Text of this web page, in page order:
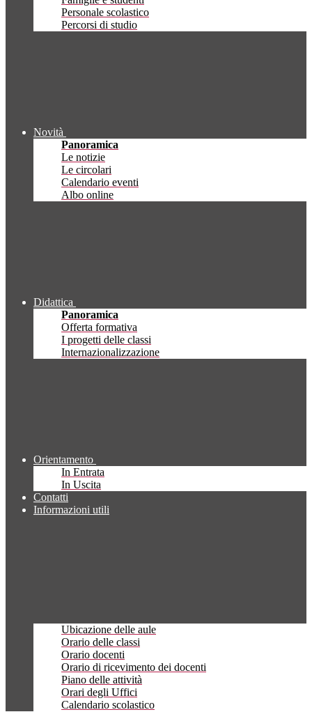
Personale scolastico
Percorsi di studio
Novità
Panoramica
Le notizie
Le circolari
Calendario eventi
Albo online
Didattica
Panoramica
Offerta formativa
I progetti delle classi
Internazionalizzazione
Orientamento
In Entrata
In Uscita
Contatti
Informazioni utili
Ubicazione delle aule
Orario delle classi
Orario docenti
Orario di ricevimento dei docenti
Piano delle attività
Orari degli Uffici
Calendario scolastico